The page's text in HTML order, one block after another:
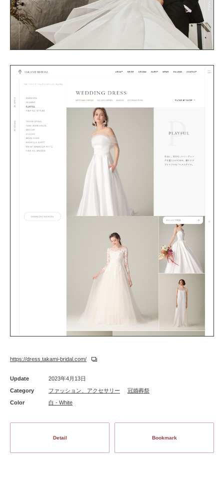
https://dress.takami-bridal.com/
Update
2023年4月13日
Category
ファッション、アクセサリー
冠婚葬祭
Color
白 - White
Detail Bookmark